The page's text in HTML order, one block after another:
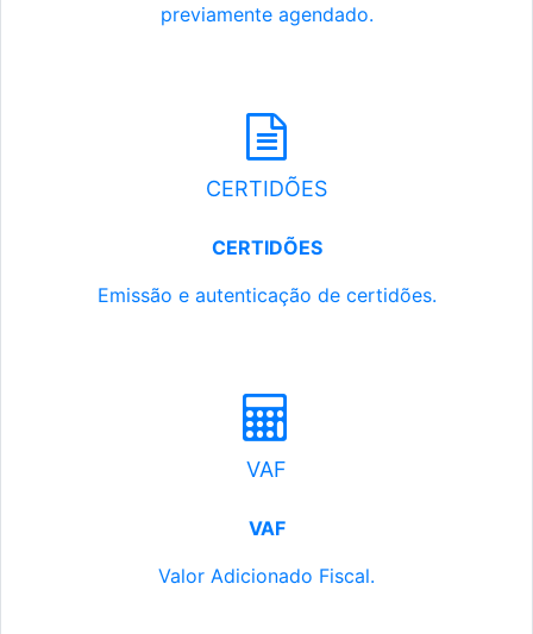
previamente agendado.
CERTIDÕES
CERTIDÕES
Emissão e autenticação de certidões.
VAF
VAF
Valor Adicionado Fiscal.